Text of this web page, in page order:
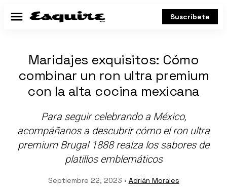
Menú Suscríbete
Maridajes exquisitos: Cómo
combinar un ron ultra premium
con la alta cocina mexicana
Para seguir celebrando a México,
acompáñanos a descubrir cómo el ron ultra
premium Brugal 1888 realza los sabores de
platillos emblemáticos
Septiembre 22, 2023 • Adrián Morales